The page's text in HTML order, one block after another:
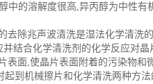
中的溶解度很高,异丙醇为中性有
去除兆声波清洗是湿法化学清洗
结合化学清洗剂的化学反应对
表面,使晶片表面附着的污染物和
到机械擦片和化学清洗两种方